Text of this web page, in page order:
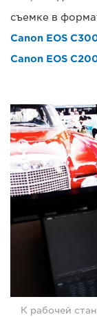
съемке в
Canon EOS
Canon EOS
К рабочей